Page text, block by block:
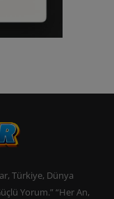
Türkiye, Dünya
Yorum.” “Her An,